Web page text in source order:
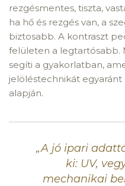
rezgésmentes, tiszta,
ha hő és rezgés van, a
biztosabb. A kontraszt
felületen a legtartósabb.
segíti a gyakorlatban,
jelöléstechnikát
alapján.
„A jó ipari
ki: UV,
mechanikai